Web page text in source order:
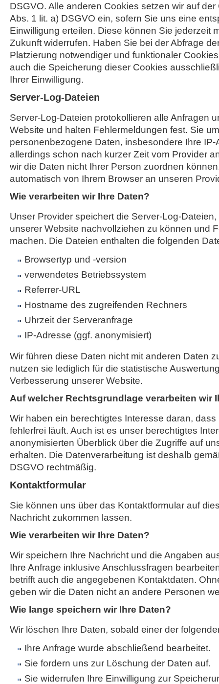
DSGVO. Alle anderen Cookies setzen wir auf
Abs. 1 lit. a) DSGVO ein, sofern Sie uns eine
Einwilligung erteilen. Diese können Sie jederzeit
Zukunft widerrufen. Haben Sie bei der Abfrage
Platzierung notwendiger und funktionaler
auch die Speicherung dieser Cookies
Ihrer Einwilligung.
Server-Log-Dateien
Server-Log-Dateien protokollieren alle Anfragen
Website und halten Fehlermeldungen fest. Sie
personenbezogene Daten, insbesondere Ihre
allerdings schon nach kurzer Zeit vom Provider
wir die Daten nicht Ihrer Person zuordnen
automatisch von Ihrem Browser an unseren
Wie verarbeiten wir Ihre Daten?
Unser Provider speichert die Server-Log-
unserer Website nachvollziehen zu können und
machen. Die Dateien enthalten die folgenden
Browsertyp und -version
verwendetes Betriebssystem
Referrer-URL
Hostname des zugreifenden Rechners
Uhrzeit der Serveranfrage
IP-Adresse (ggf. anonymisiert)
Wir führen diese Daten nicht mit anderen Daten
nutzen sie lediglich für die statistische
Verbesserung unserer Website.
Auf welcher Rechtsgrundlage verarbeiten wir
Wir haben ein berechtigtes Interesse daran,
fehlerfrei läuft. Auch ist es unser berechtigtes
anonymisierten Überblick über die Zugriffe auf
erhalten. Die Datenverarbeitung ist deshalb
DSGVO rechtmäßig.
Kontaktformular
Sie können uns über das Kontaktformular auf
Nachricht zukommen lassen.
Wie verarbeiten wir Ihre Daten?
Wir speichern Ihre Nachricht und die Angaben
Ihre Anfrage inklusive Anschlussfragen
betrifft auch die angegebenen Kontaktdaten.
geben wir die Daten nicht an andere Personen
Wie lange speichern wir Ihre Daten?
Wir löschen Ihre Daten, sobald einer der
Ihre Anfrage wurde abschließend bearbeitet.
Sie fordern uns zur Löschung der Daten auf.
Sie widerrufen Ihre Einwilligung zur